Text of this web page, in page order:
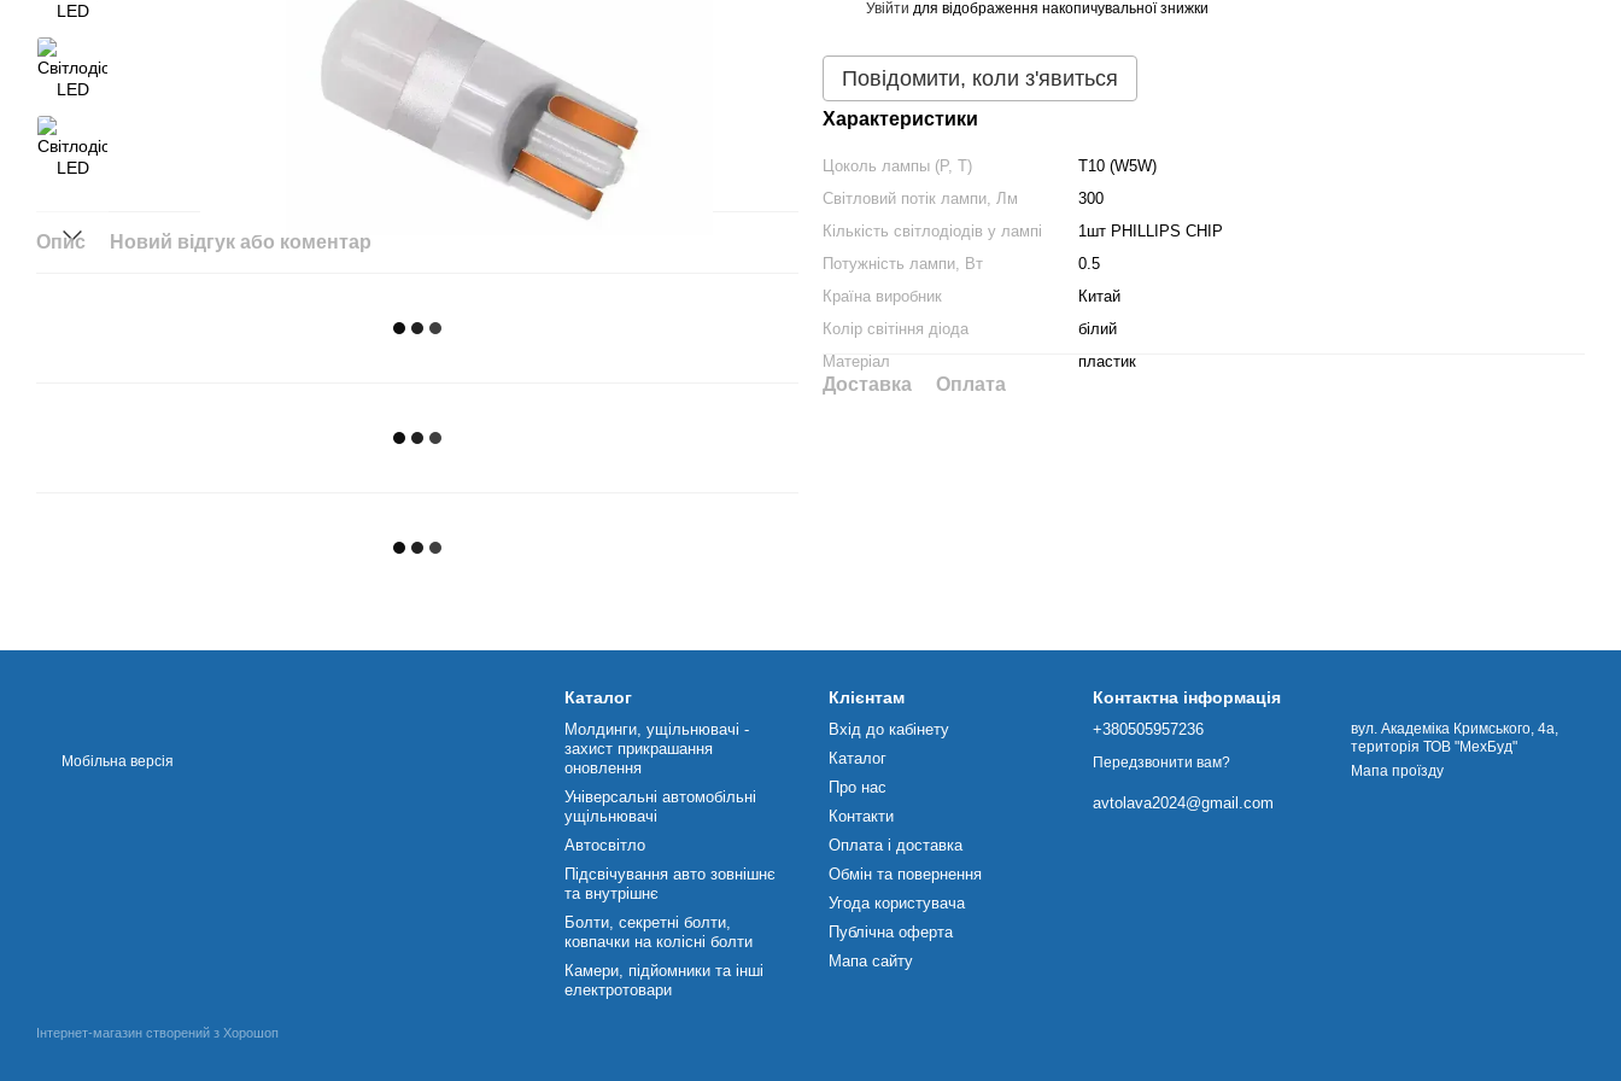
Опис Новий відгук або коментар
Увійти для відображення накопичувальної знижки
Повідомити, коли з'явиться
Характеристики
Цоколь лампы (P, T)
T10 (W5W)
Світловий потік лампи, Лм
300
Кількість світлодіодів у лампі
1шт PHILLIPS CHIP
Потужність лампи, Вт
0.5
Країна виробник
Китай
Колір світіння діода
білий
Матеріал
пластик
Доставка Оплата
Мобільна версія
Інтернет-магазин створений з Хорошоп
Каталог
Молдинги, ущільнювачі -
захист прикрашання
оновлення
Універсальні автомобільні
ущільнювачі
Автосвітло
Підсвічування авто зовнішнє
та внутрішнє
Болти, секретні болти,
ковпачки на колісні болти
Камери, підйомники та інші
електротовари
Клієнтам
Вхід до кабінету
Каталог
Про нас
Контакти
Оплата і доставка
Обмін та повернення
Угода користувача
Публічна оферта
Мапа сайту
Контактна інформація
+380505957236
Передзвонити вам?
avtolava2024@gmail.com
вул. Академіка Кримського, 4а,
територія ТОВ "МехБуд"
Мапа проїзду